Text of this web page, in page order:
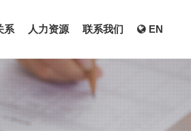
系 人力资源 联系我们 EN